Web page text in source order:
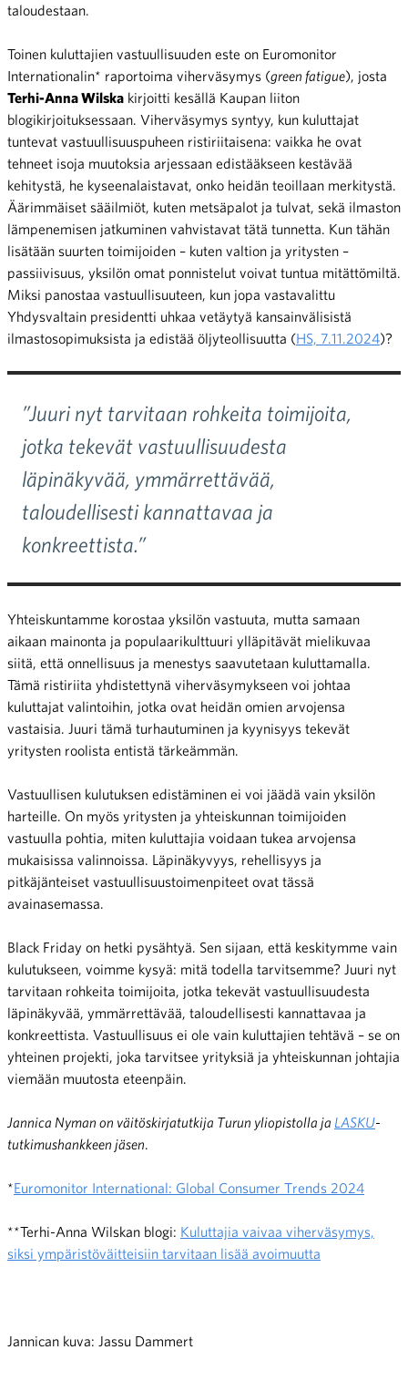
taloudestaan.
Toinen kuluttajien vastuullisuuden este on Euromonitor
Internationalin* raportoima viherväsymys (green fatigue), josta
Terhi-Anna Wilska kirjoitti kesällä Kaupan liiton
blogikirjoituksessaan. Viherväsymys syntyy, kun kuluttajat
tuntevat vastuullisuuspuheen ristiriitaisena: vaikka he ovat
tehneet isoja muutoksia arjessaan edistääkseen kestävää
kehitystä, he kyseenalaistavat, onko heidän teoillaan merkitystä.
Äärimmäiset sääilmiöt, kuten metsäpalot ja tulvat, sekä ilmaston
lämpenemisen jatkuminen vahvistavat tätä tunnetta. Kun tähän
lisätään suurten toimijoiden – kuten valtion ja yritysten –
passiivisuus, yksilön omat ponnistelut voivat tuntua mitättömiltä.
Miksi panostaa vastuullisuuteen, kun jopa vastavalittu
Yhdysvaltain presidentti uhkaa vetäytyä kansainvälisistä
ilmastosopimuksista ja edistää öljyteollisuutta (HS, 7.11.2024)?
”Juuri nyt tarvitaan rohkeita toimijoita,
jotka tekevät vastuullisuudesta
läpinäkyvää, ymmärrettävää,
taloudellisesti kannattavaa ja
konkreettista.”
Yhteiskuntamme korostaa yksilön vastuuta, mutta samaan
aikaan mainonta ja populaarikulttuuri ylläpitävät mielikuvaa
siitä, että onnellisuus ja menestys saavutetaan kuluttamalla.
Tämä ristiriita yhdistettynä viherväsymykseen voi johtaa
kuluttajat valintoihin, jotka ovat heidän omien arvojensa
vastaisia. Juuri tämä turhautuminen ja kyynisyys tekevät
yritysten roolista entistä tärkeämmän.
Vastuullisen kulutuksen edistäminen ei voi jäädä vain yksilön
harteille. On myös yritysten ja yhteiskunnan toimijoiden
vastuulla pohtia, miten kuluttajia voidaan tukea arvojensa
mukaisissa valinnoissa. Läpinäkyvyys, rehellisyys ja
pitkäjänteiset vastuullisuustoimenpiteet ovat tässä
avainasemassa.
Black Friday on hetki pysähtyä. Sen sijaan, että keskitymme vain
kulutukseen, voimme kysyä: mitä todella tarvitsemme? Juuri nyt
tarvitaan rohkeita toimijoita, jotka tekevät vastuullisuudesta
läpinäkyvää, ymmärrettävää, taloudellisesti kannattavaa ja
konkreettista. Vastuullisuus ei ole vain kuluttajien tehtävä – se on
yhteinen projekti, joka tarvitsee yrityksiä ja yhteiskunnan johtajia
viemään muutosta eteenpäin.
Jannica Nyman on väitöskirjatutkija Turun yliopistolla ja LASKU-
tutkimushankkeen jäsen
*Euromonitor International: Global Consumer Trends 2024
**Terhi-Anna Wilskan blogi: Kuluttajia vaivaa viherväsymys,
siksi ympäristöväitteisiin tarvitaan lisää avoimuutta
Jannican kuva: Jassu Dammert